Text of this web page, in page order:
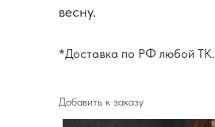
весну.
*Доставка по РФ любой ТК.
Добавить к заказу